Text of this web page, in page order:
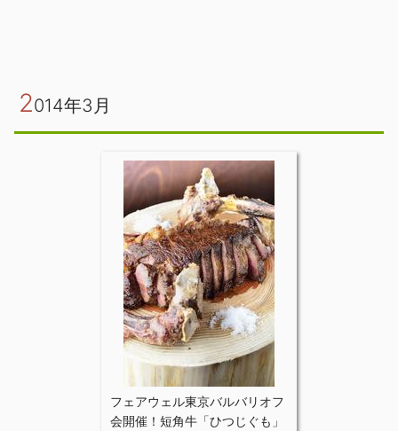
2014年3月
フェアウェル東京バルバリオフ
会開催！短角牛「ひつじぐも」